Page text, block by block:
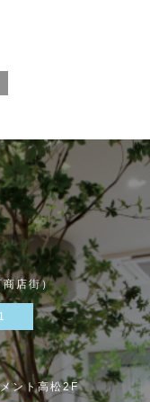
店街）
ント高松2F